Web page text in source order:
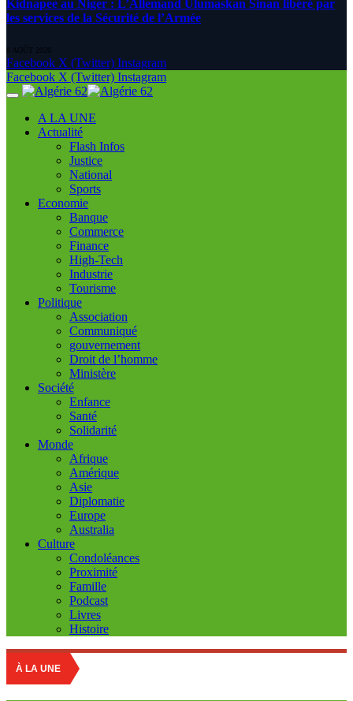
Kidnapee au Niger : L’Allemand Ulumaskan Sinan libéré par
les services de la Sécurité de l’Armée
8 AOÛT 2026
Facebook X (Twitter) Instagram
Facebook X (Twitter) Instagram
A LA UNE
Actualité
Flash Infos
Justice
National
Sports
Economie
Banque
Commerce
Finance
High-Tech
Industrie
Tourisme
Politique
Association
Communiqué
gouvernement
Droit de l’homme
Ministère
Société
Enfance
Santé
Solidarité
Monde
Afrique
Amérique
Asie
Diplomatie
Europe
Australia
Culture
Condoléances
Proximité
Famille
Podcast
Livres
Histoire
À LA UNE